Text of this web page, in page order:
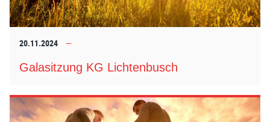
20.11.2024
Galasitzung KG Lichtenbusch